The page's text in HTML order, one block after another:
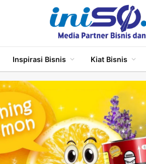
Inspirasi Bisnis Kiat Bisnis